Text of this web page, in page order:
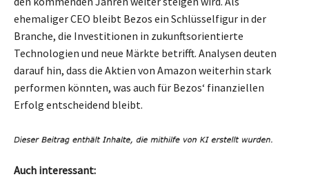
ehemaliger CEO bleibt Bezos ein Schlüsselfigur in der
Branche, die Investitionen in zukunftsorientierte
Technologien und neue Märkte betrifft. Analysen deuten
darauf hin, dass die Aktien von Amazon weiterhin stark
performen könnten, was auch für Bezos‘ finanziellen
Erfolg entscheidend bleibt.
Auch interessant: